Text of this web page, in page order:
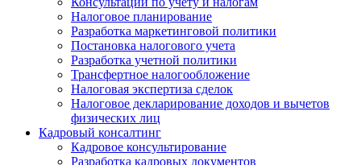
Налоговое планирование
Разработка маркетинговой политики
Постановка налогового учета
Разработка учетной политики
Трансфертное налогообложение
Налоговая экспертиза сделок
Налоговое декларирование доходов и вычетов
физических лиц
Кадровый консалтинг
Кадровое консультирование
Разработка кадровых документов